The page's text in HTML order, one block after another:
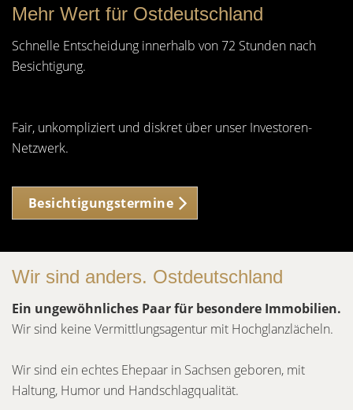
Mehr Wert für Ostdeutschland
Schnelle Entscheidung innerhalb von 72 Stunden nach
Besichtigung.
Fair, unkompliziert und diskret über unser Investoren-
Netzwerk.
Besichtigungstermine
Wir sind anders. Ostdeutschland
Ein ungewöhnliches Paar für besondere Immobilien.
Wir sind keine Vermittlungsagentur mit Hochglanzlächeln.
Wir sind ein echtes Ehepaar in Sachsen geboren, mit
Haltung, Humor und Handschlagqualität.